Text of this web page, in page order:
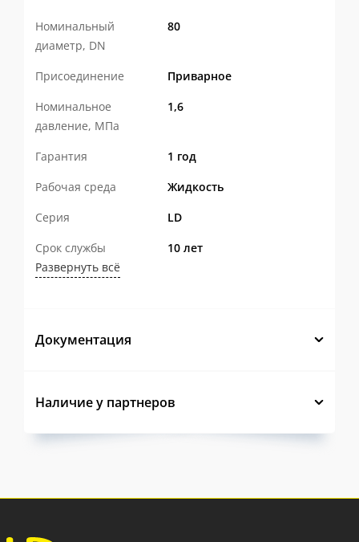
затраты
, увеличивая срок службы
теплообменников и приборов учета.
Обеспечивают стабильную работу
гидравлические характеристики
системы.
✅ Надежная конструкция
Прочный стальной корпус
Оптимизированная конструкция
загрязненийувеличивает интервал
Номинальный
диаметр, DN
80
Присоединение
Приварное
Номинальное
давление, МПа
1,6
Гарантия
1 год
Рабочая среда
Жидкость
Серия
LD
Срок службы
10 лет
Развернуть всё
Документация
Наличие у партнеров